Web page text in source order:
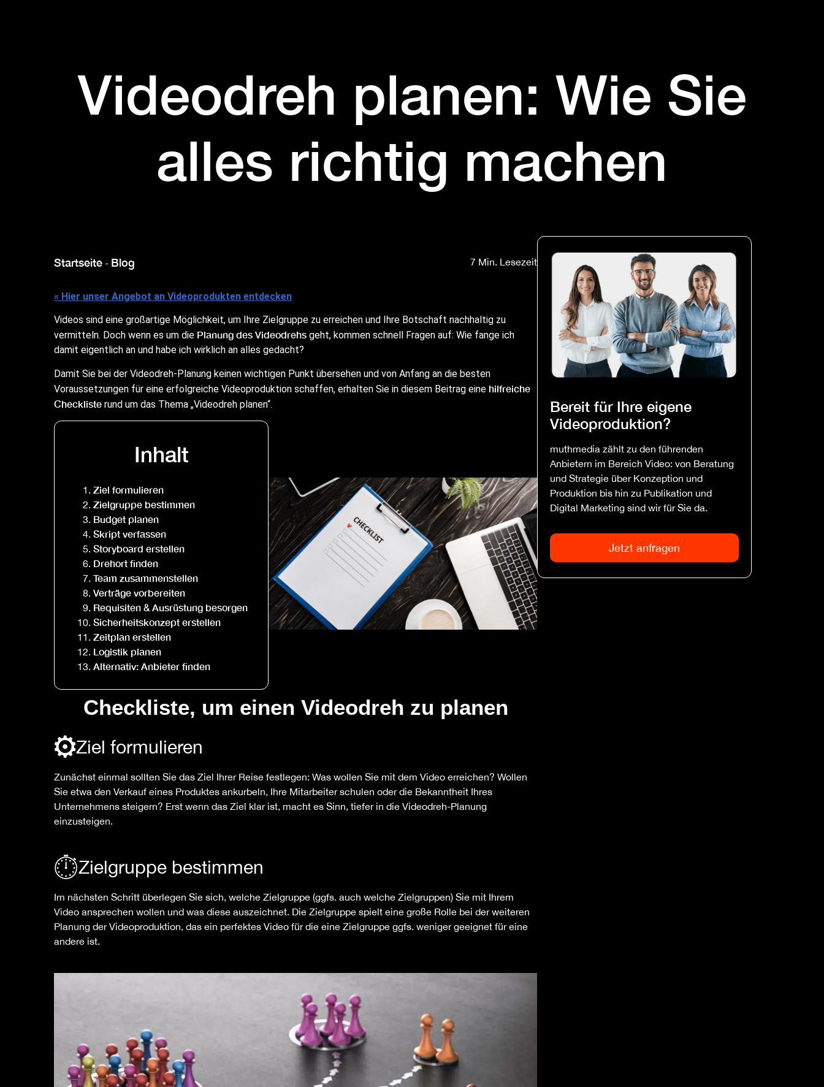
Videodreh planen: Wie Sie
alles richtig machen
Startseite - Blog 7 Min. Lesezeit
« Hier unser Angebot an Videoprodukten entdecken
Videos sind eine großartige Möglichkeit, um Ihre Zielgruppe zu erreichen und Ihre Botschaft nachhaltig zu
vermitteln. Doch wenn es um die Planung des Videodrehs geht, kommen schnell Fragen auf: Wie fange ich
damit eigentlich an und habe ich wirklich an alles gedacht?
Damit Sie bei der Videodreh-Planung keinen wichtigen Punkt übersehen und von Anfang an die besten
Voraussetzungen für eine erfolgreiche Videoproduktion schaffen, erhalten Sie in diesem Beitrag eine hilfreiche
Checkliste rund um das Thema „Videodreh planen“.
Inhalt
Ziel formulieren
Zielgruppe bestimmen
Budget planen
Skript verfassen
Storyboard erstellen
Drehort finden
Team zusammenstellen
Verträge vorbereiten
Requisiten & Ausrüstung besorgen
Sicherheitskonzept erstellen
Zeitplan erstellen
Logistik planen
Alternativ: Anbieter finden
Checkliste, um einen Videodreh zu planen
Ziel formulieren
Zunächst einmal sollten Sie das Ziel Ihrer Reise festlegen: Was wollen Sie mit dem Video erreichen? Wollen
Sie etwa den Verkauf eines Produktes ankurbeln, Ihre Mitarbeiter schulen oder die Bekanntheit Ihres
Unternehmens steigern? Erst wenn das Ziel klar ist, macht es Sinn, tiefer in die Videodreh-Planung
einzusteigen.
Zielgruppe bestimmen
Im nächsten Schritt überlegen Sie sich, welche Zielgruppe (ggfs. auch welche Zielgruppen) Sie mit Ihrem
Video ansprechen wollen und was diese auszeichnet. Die Zielgruppe spielt eine große Rolle bei der weiteren
Planung der Videoproduktion, das ein perfektes Video für die eine Zielgruppe ggfs. weniger geeignet für eine
andere ist.
Bereit für Ihre eigene
Videoproduktion?
muthmedia zählt zu den führenden
Anbietern im Bereich Video: von Beratung
und Strategie über Konzeption und
Produktion bis hin zu Publikation und
Digital Marketing sind wir für Sie da.
Jetzt anfragen